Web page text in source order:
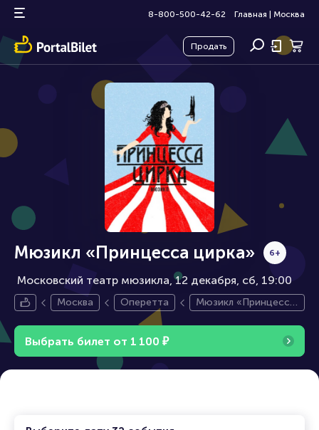
8-800-500-42-62 Главная Москва
Продать
Мюзикл «Принцесса цирка»
Московский театр мюзикла, 12 декабря
6+
сб, 19:00
Москва Оперетта
Мюзикл «Принцесса
Выбрать билет от 1 100 ₽